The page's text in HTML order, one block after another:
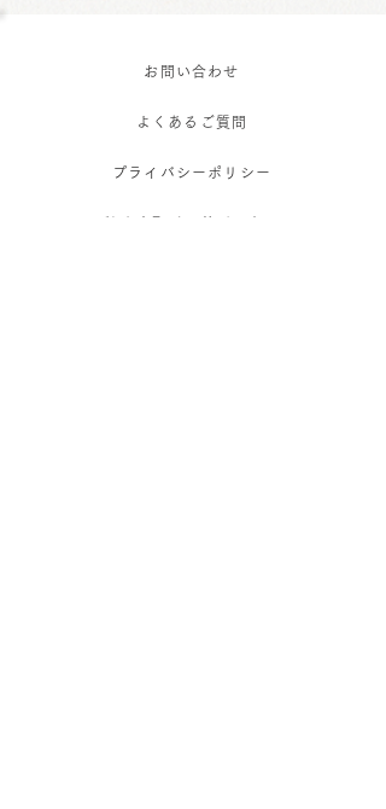
お問い合わせ
よくあるご質問
プライバシーポリシー